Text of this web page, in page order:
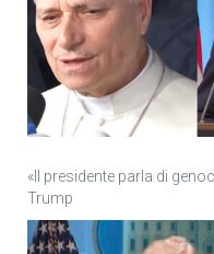
«Il presidente parla di
Trump